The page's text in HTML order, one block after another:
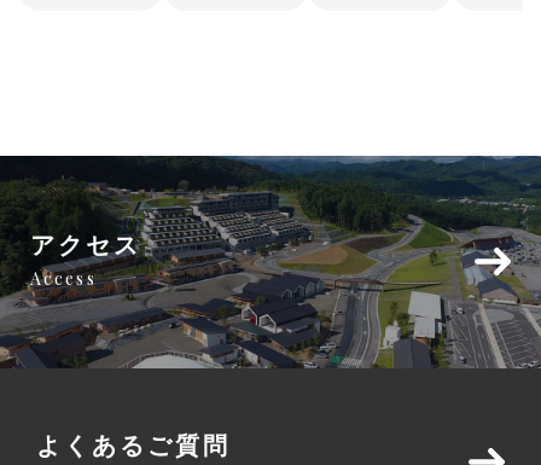
アクセス
Access
よくあるご質問